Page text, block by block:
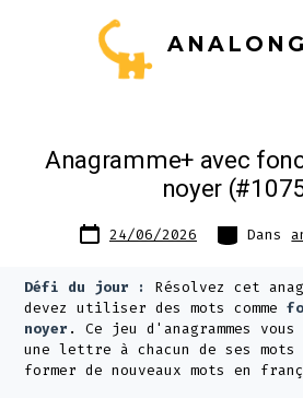
Anagramme+ avec
noyer
Date
de 24/06/2026 Catégories
Dans
Défi du jour :
Résolvez cet
devez utiliser des mots comme
noyer . Ce jeu d'anagrammes
une lettre à chacun de ses
former de nouveaux mots en